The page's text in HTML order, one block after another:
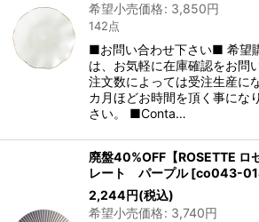
希望小売価格: 3,850円
142点
■お問い合わせ下さい■ 希望
は、お気軽に在庫確認をお問
注文数によっては受注生産に
カ月ほどお時間を頂く事にな
さい。 ■Conta…
廃盤40%OFF【ROSETTE
レート パープル [co043-
2,244円(税込)
希望小売価格: 3,740円